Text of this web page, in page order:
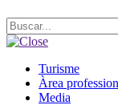
Turisme
Àrea
Media